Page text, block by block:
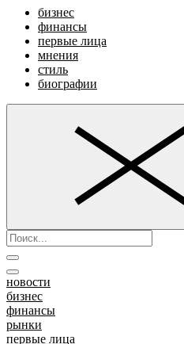
бизнес
финансы
первые лица
мнения
стиль
биографии
новости
бизнес
финансы
рынки
первые лица